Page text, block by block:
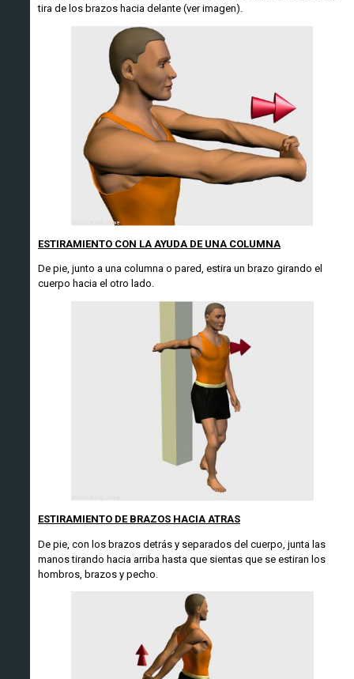
tira de los brazos hacia delante (ver imagen).
ESTIRAMIENTO CON LA AYUDA DE UNA COLUMNA
De pie, junto a una columna o pared, estira un brazo girando el
cuerpo hacia el otro lado.
ESTIRAMIENTO DE BRAZOS HACIA ATRAS
De pie, con los brazos detrás y separados del cuerpo, junta las
manos tirando hacia arriba hasta que sientas que se estiran los
hombros, brazos y pecho